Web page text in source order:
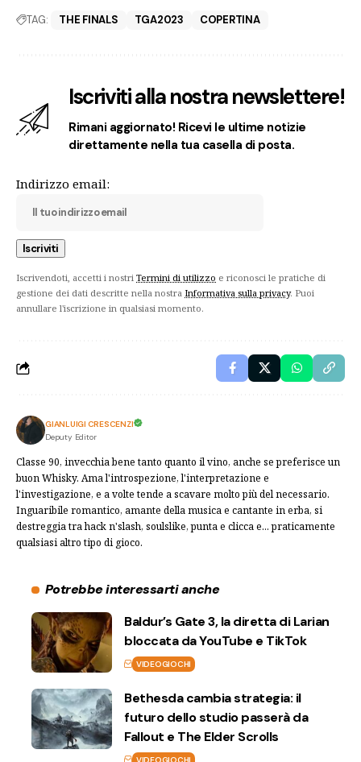
TAG: THE FINALS TGA2023 COPERTINA
Iscriviti alla nostra newslettere!
Rimani aggiornato! Ricevi le ultime notizie
direttamente nella tua casella di posta.
Indirizzo email:
Iscrivendoti, accetti i nostri Termini di utilizzo e riconosci le pratiche di
gestione dei dati descritte nella nostra Informativa sulla privacy. Puoi
annullare l'iscrizione in qualsiasi momento.
GIANLUIGI CRESCENZI
Deputy Editor
Classe 90, invecchia bene tanto quanto il vino, anche se preferisce un
buon Whisky. Ama l'introspezione, l'interpretazione e
l'investigazione, e a volte tende a scavare molto più del necessario.
Inguaribile romantico, amante della musica e cantante in erba, si
destreggia tra hack n'slash, soulslike, punta e clicca e... praticamente
qualsiasi altro tipo di gioco.
Potrebbe interessarti anche
Baldur’s Gate 3, la diretta di Larian
bloccata da YouTube e TikTok
VIDEOGIOCHI
Bethesda cambia strategia: il
futuro dello studio passerà da
Fallout e The Elder Scrolls